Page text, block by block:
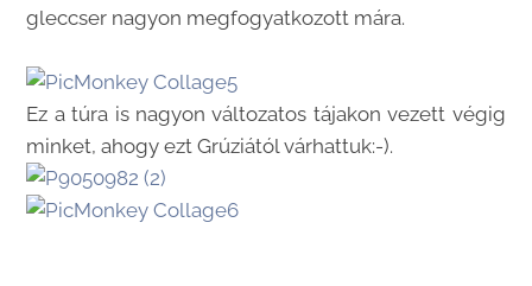
gleccser nagyon megfogyatkozott mára.
Ez a túra is nagyon változatos tájakon vezett végig
minket, ahogy ezt Grúziától várhattuk:-).